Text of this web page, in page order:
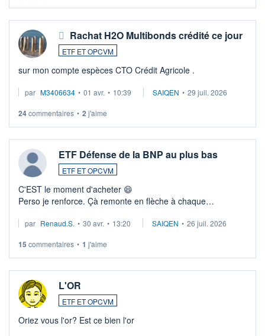
Rachat H2O Multibonds crédité ce jour
ETF ET OPCVM
sur mon compte espèces CTO Crédit Agricole .
par M3406634 • 01 avr. • 10:39 SAIQEN • 29 juil. 2026
24commentaires • 2 j'aime
ETF Défense de la BNP au plus bas
ETF ET OPCVM
C'EST le moment d'acheter 😄​
Perso je renforce. Çà remonte en flèche à chaque
Investissement long terme tip top pour sa retraite.
par Renaud.S. • 30 avr. • 13:20 SAIQEN • 26 juil. 2026
15 commentaires • 1 j'aime
L'OR
ETF ET OPCVM
Oriez vous l'or? Est ce bien l'or